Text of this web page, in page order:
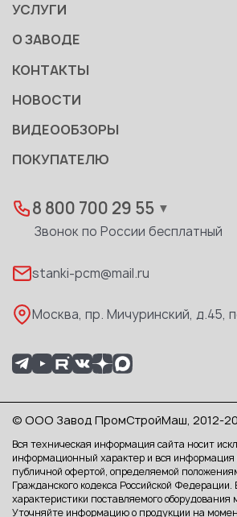
8 800 700 29 55 ▼
Звонок по России бесплатный
stanki-pcm@mail.ru
Москва, пр. Мичуринский, д.45,
Вспомогательные средства
УСЛУГИ
О ЗАВОДЕ
Документы
Качество
Развитие
КОНТАКТЫ
НОВОСТИ
ВИДЕООБЗОРЫ
ПОКУПАТЕЛЮ
Дилеры
Доставка
Каталог PDF
© ООО Завод ПромСтройМаш, 2012-
Вся техническая информация сайта носит
информационный характер и вся
публичной офертой, определяемой
Гражданского кодекса Российской
характеристики поставляемого оборудования
Уточняйте информацию о продукции на